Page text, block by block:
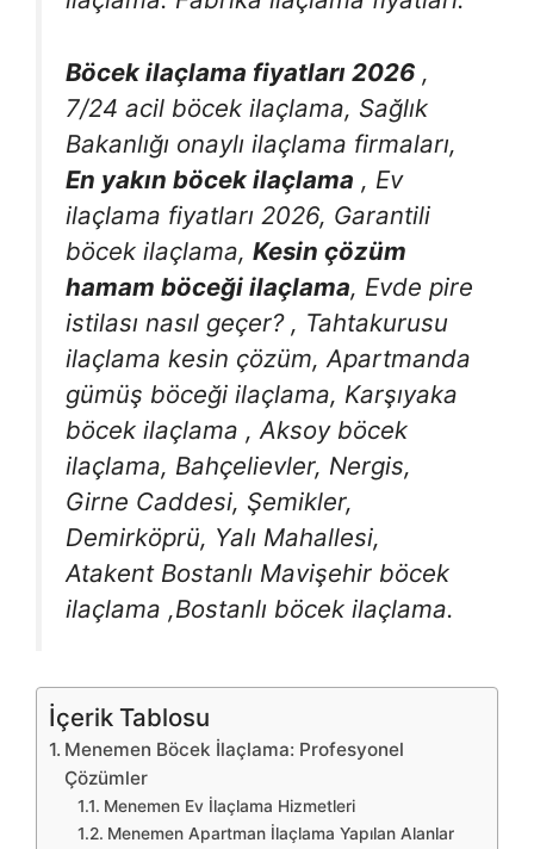
Böcek ilaçlama fiyatları 2026 ,
7/24 acil böcek ilaçlama, Sağlık
Bakanlığı onaylı ilaçlama firmaları,
En yakın böcek ilaçlama , Ev
ilaçlama fiyatları 2026, Garantili
böcek ilaçlama, Kesin çözüm
hamam böceği ilaçlama, Evde pire
istilası nasıl geçer? , Tahtakurusu
ilaçlama kesin çözüm, Apartmanda
gümüş böceği ilaçlama, Karşıyaka
böcek ilaçlama , Aksoy böcek
ilaçlama, Bahçelievler, Nergis,
Girne Caddesi, Şemikler,
Demirköprü, Yalı Mahallesi,
Atakent Bostanlı Mavişehir böcek
ilaçlama ,Bostanlı böcek ilaçlama.
İçerik Tablosu
Menemen Böcek İlaçlama: Profesyonel
Çözümler
Menemen Ev İlaçlama Hizmetleri
Menemen Apartman İlaçlama Yapılan Alanlar